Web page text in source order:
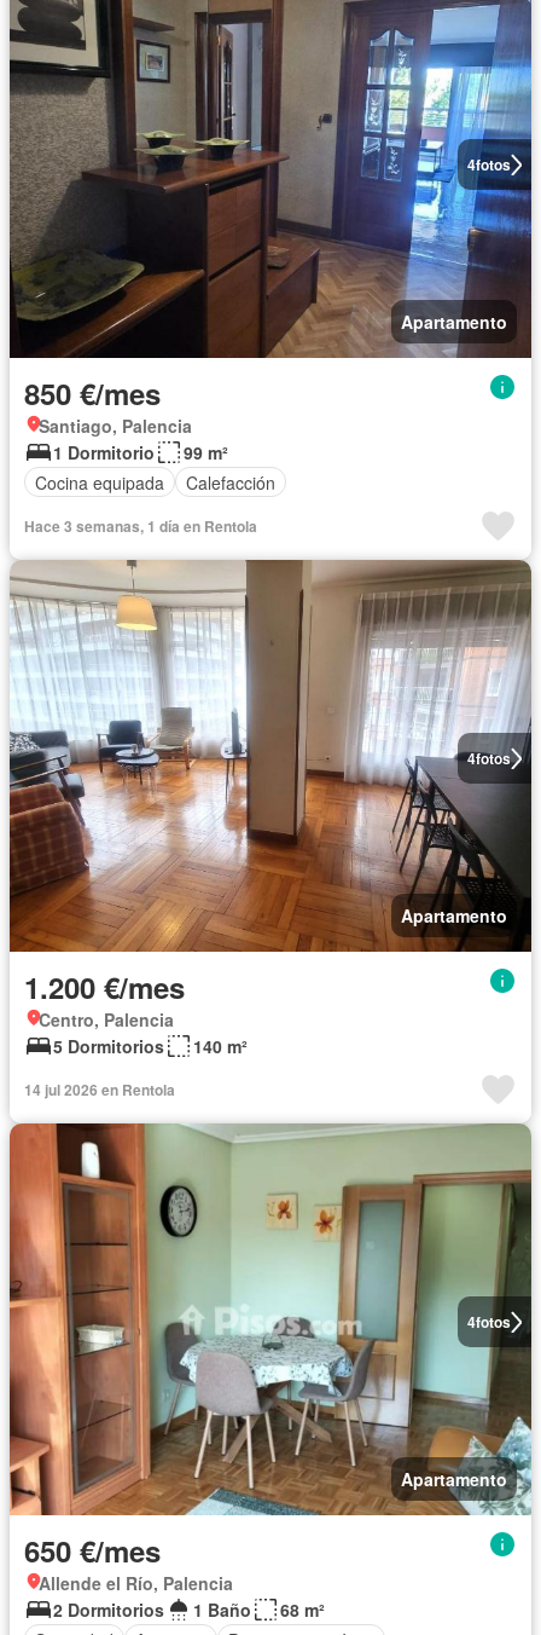
4fotos
Apartamento
850 €/mes
Santiago, Palencia
1 Dormitorio
99 m²
Cocina equipada
Calefacción
Hace 3 semanas, 1 día en Rentola
4fotos
Apartamento
1.200 €/mes
Centro, Palencia
5 Dormitorios
140 m²
14 jul 2026 en Rentola
4fotos
Apartamento
650 €/mes
Allende el Río, Palencia
2 Dormitorios
1 Baño
68 m²